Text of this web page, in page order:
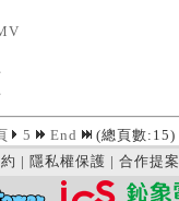
5 End
(總頁數:15)
| 隱私權保護 | 合作提案